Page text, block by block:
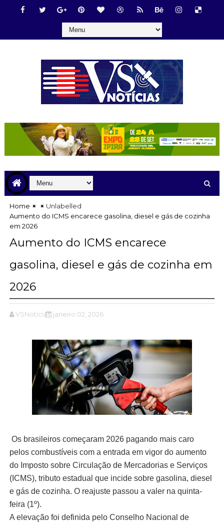
Home
Unlabelled
Aumento do ICMS encarece gasolina, diesel e gás de cozinha
em 2026
Aumento do ICMS encarece
gasolina, diesel e gás de cozinha em
2026
VSNotícias janeiro 02, 2026
Os brasileiros começaram 2026 pagando mais caro
pelos combustíveis com a entrada em vigor do aumento
do Imposto sobre Circulação de Mercadorias e Serviços
(ICMS), tributo estadual que incide sobre gasolina, diesel
e gás de cozinha. O reajuste passou a valer na quinta-
feira (1º).
A elevação foi definida pelo Conselho Nacional de